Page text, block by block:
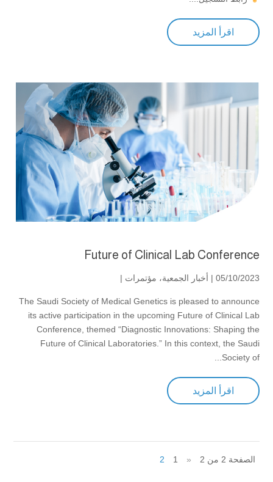
اقرأ المزيد
Future of Clinical Lab Conference
05/10/2023 | أخبار الجمعية، مؤتمرات |
The Saudi Society of Medical Genetics is pleased to announce
its active participation in the upcoming Future of Clinical Lab
Conference, themed “Diagnostic Innovations: Shaping the
Future of Clinical Laboratories.” In this context, the Saudi
Society of...
اقرأ المزيد
الصفحة 2 من 2 «
1
2